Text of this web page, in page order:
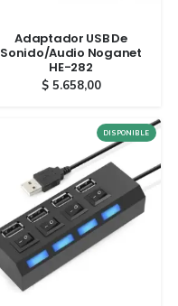
Adaptador USB De
Sonido/Audio Noganet
HE-282
$5.658,00
DISPONIBLE